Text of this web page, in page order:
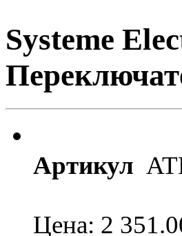
Systeme
Артикул
Цена: 2